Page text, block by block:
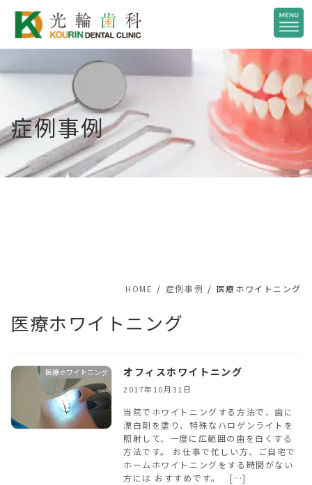
テ
ン
ス
キ
ゲ
ー
ン
に
症例事例
HOME 症例事例 医療ホワイトニング
医療ホワイトニング
医療ホワイトニング オフィスホワイトニング
2017年10月31日
当院でホワイトニングする方法で、歯に
漂白剤を塗り、特殊なハロゲンライトを
照射して、一度に広範囲の歯を白くする
方法です。 お仕事で忙しい方、ご自宅で
ホームホワイトニングをする時間がない
方には おすすめです。 […]